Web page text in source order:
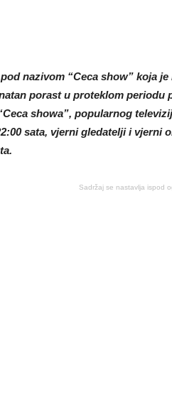
nazivom “Ceca show” koja
porast u proteklom
showa”, popularnog
sata, vjerni gledatelji i
Sadržaj se nastavlja ispod